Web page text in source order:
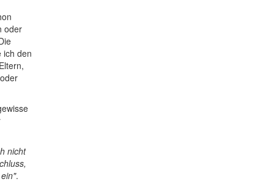
oder
ich den
nicht
.